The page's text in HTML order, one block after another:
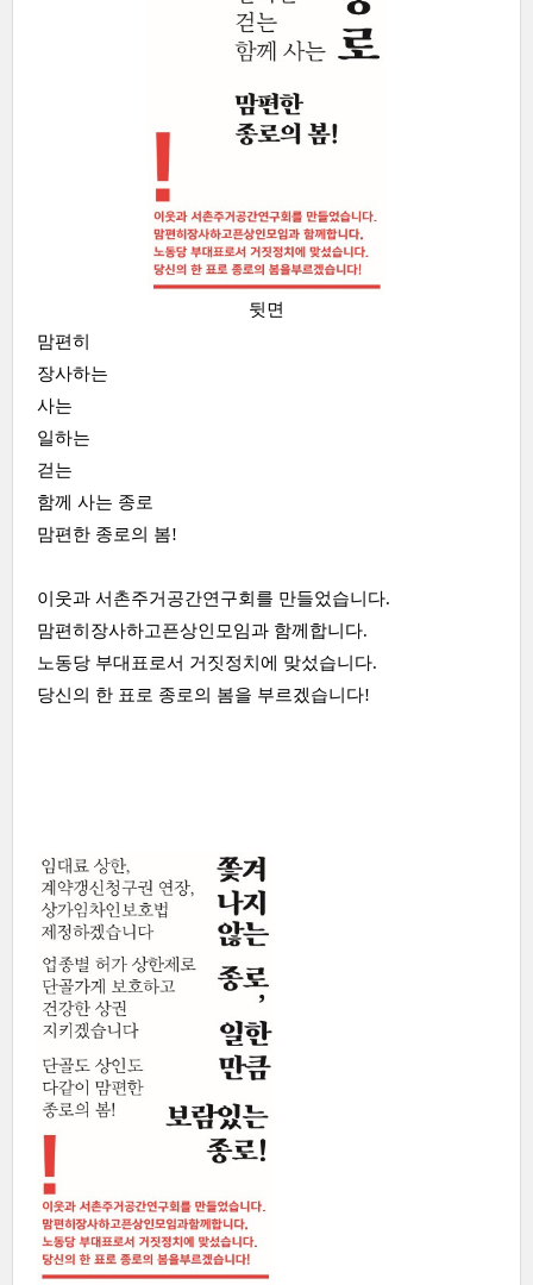
뒷면
맘편히
장사하는
사는
일하는
걷는
함께 사는 종로
맘편한 종로의 봄!
이웃과 서촌주거공간연구회를 만들었습니다.
맘편히장사하고픈상인모임과 함께합니다.
노동당 부대표로서 거짓정치에 맞섰습니다.
당신의 한 표로 종로의 봄을 부르겠습니다!